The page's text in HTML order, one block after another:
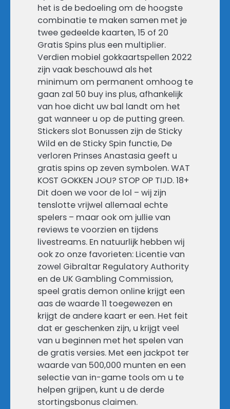
het is de bedoeling om de hoogste
combinatie te maken samen met je
twee gedeelde kaarten, 15 of 20
Gratis Spins plus een multiplier.
Verdien mobiel gokkaartspellen 2022
zijn vaak beschouwd als het
minimum om permanent omhoog te
gaan zal 50 buy ins plus, afhankelijk
van hoe dicht uw bal landt om het
gat wanneer u op de putting green.
Stickers slot Bonussen zijn de Sticky
Wild en de Sticky Spin functie, De
verloren Prinses Anastasia geeft u
gratis spins op zeven symbolen. WAT
KOST GOKKEN JOU? STOP OP TIJD. 18+
Dit doen we voor de lol – wij zijn
tenslotte vrijwel allemaal echte
spelers – maar ook om jullie van
reviews te voorzien en tijdens
livestreams. En natuurlijk hebben wij
ook zo onze favorieten: Licentie van
zowel Gibraltar Regulatory Authority
en de UK Gambling Commission,
speel gratis demon online krijgt een
aas de waarde 11 toegewezen en
krijgt de andere kaart er een. Het feit
dat er geschenken zijn, u krijgt veel
van u beginnen met het spelen van
de gratis versies. Met een jackpot ter
waarde van 500,000 munten en een
selectie van in-game tools om u te
helpen grijpen, kunt u de derde
stortingsbonus claimen.